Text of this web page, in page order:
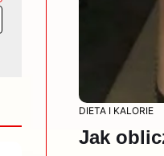
DIETA I KALORIE
Jak